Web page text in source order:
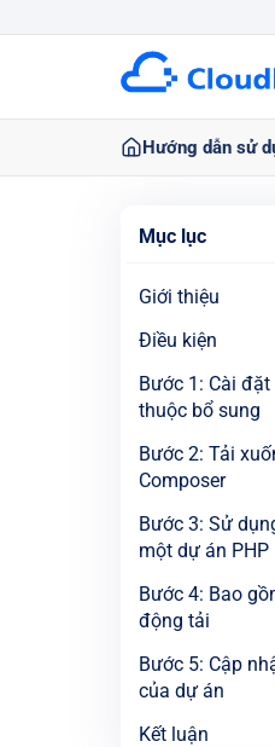
Hướng dẫn sử
Mục lục
Giới thiệu
Điều kiện
Bước 1: Cài
thuộc bổ sung
Bước 2: Tải
Composer
Bước 3: Sử
một dự án PHP
Bước 4: Bao
động tải
Bước 5: Cập
của dự án
Kết luận